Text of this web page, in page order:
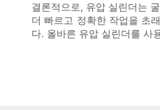
결론적으로, 유압 실린더는
더 빠르고 정확한 작업을 초
다. 올바른 유압 실린더를 사